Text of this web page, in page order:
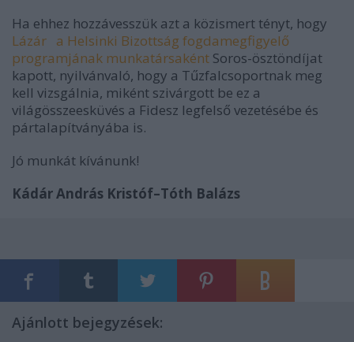
Ha ehhez hozzávesszük azt a közismert tényt, hogy
Lázár a Helsinki Bizottság fogdamegfigyelő
programjának munkatársaként Soros-ösztöndíjat
kapott, nyilvánvaló, hogy a Tűzfalcsoportnak meg
kell vizsgálnia, miként szivárgott be ez a
világösszeesküvés a Fidesz legfelső vezetésébe és
pártalapítványába is.
Jó munkát kívánunk!
Kádár András Kristóf–Tóth Balázs
Ajánlott bejegyzések: